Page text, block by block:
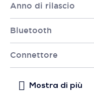
Anno di rilascio
Bluetooth
Connettore